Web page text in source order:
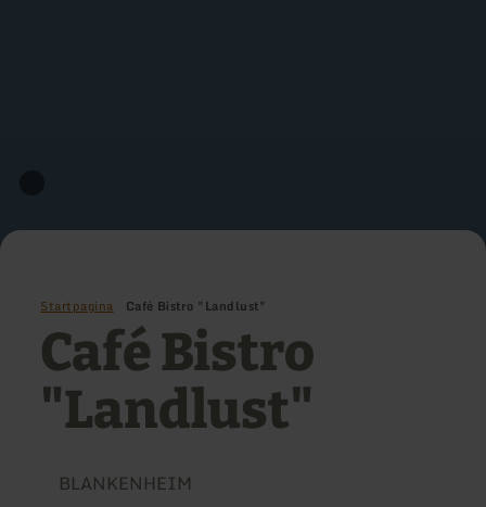
Startpagina Café Bistro "Landlust"
Café Bistro
"Landlust"
BLANKENHEIM